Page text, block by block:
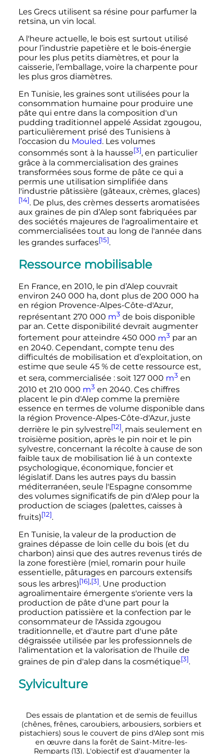
Les Grecs utilisent sa résine pour parfumer la
retsina, un vin local.
A l'heure actuelle, le bois est surtout utilisé
pour l’industrie papetière et le bois-énergie
pour les plus petits diamètres, et pour la
caisserie, l’emballage, voire la charpente pour
les plus gros diamètres.
En Tunisie, les graines sont utilisées pour la
consommation humaine pour produire une
pâte qui entre dans la composition d'un
pudding traditionnel appelé Assidat zgougou,
particulièrement prisé des Tunisiens à
l’occasion du Mouled. Les volumes
consommés sont à la hausse[3], en particulier
grâce à la commercialisation des graines
transformées sous forme de pâte ce qui a
permis une utilisation simplifiée dans
l'industrie pâtissière (gâteaux, crèmes, glaces)
[14]. De plus, des crèmes desserts aromatisées
aux graines de pin d’Alep sont fabriquées par
des sociétés majeures de l'agroalimentaire et
commercialisées tout au long de l'année dans
les grandes surfaces[15].
Ressource mobilisable
En France, en 2010, le pin d’Alep couvrait
environ 240 000 ha, dont plus de 200 000 ha
en région Provence-Alpes-Côte-d'Azur,
représentant 270 000 m3 de bois disponible
par an. Cette disponibilité devrait augmenter
fortement pour atteindre 450 000 m3 par an
en 2040. Cependant, compte tenu des
difficultés de mobilisation et d’exploitation, on
estime que seule 45 % de cette ressource est,
et sera, commercialisée : soit 127 000 m3 en
2010 et 210 000 m3 en 2040. Ces chiffres
placent le pin d'Alep comme la première
essence en termes de volume disponible dans
la région Provence-Alpes-Côte-d'Azur, juste
derrière le pin sylvestre[12], mais seulement en
troisième position, après le pin noir et le pin
sylvestre, concernant la récolte à cause de son
faible taux de mobilisation lié à un contexte
psychologique, économique, foncier et
législatif. Dans les autres pays du bassin
méditerranéen, seule l'Espagne consomme
des volumes significatifs de pin d'Alep pour la
production de sciages (palettes, caisses à
fruits)[12].
En Tunisie, la valeur de la production de
graines dépasse de loin celle du bois (et du
charbon) ainsi que des autres revenus tirés de
la zone forestière (miel, romarin pour huile
essentielle, pâturages en parcours extensifs
sous les arbres)[16],[3]. Une production
agroalimentaire émergente s'oriente vers la
production de pâte d'une part pour la
production patissière et la confection par le
consommateur de l'Assida zgougou
traditionnelle, et d'autre part d'une pâte
dégraissée utilisée par les professionnels de
l'alimentation et la valorisation de l'huile de
graines de pin d'alep dans la cosmétique[3].
Sylviculture
Des essais de plantation et de semis de feuillus
(chênes, frênes, caroubiers, arbousiers, sorbiers et
pistachiers) sous le couvert de pins d'Alep sont mis
en œuvre dans la forêt de Saint-Mitre-les-
Remparts (13). L'objectif est d'augmenter la